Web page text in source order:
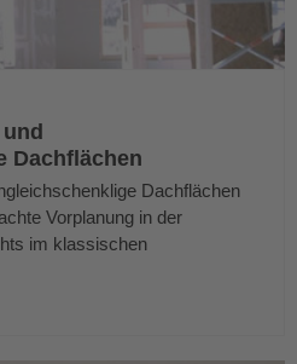
Dachflächen
Dachflächen
Vorplanung in der
im klassischen